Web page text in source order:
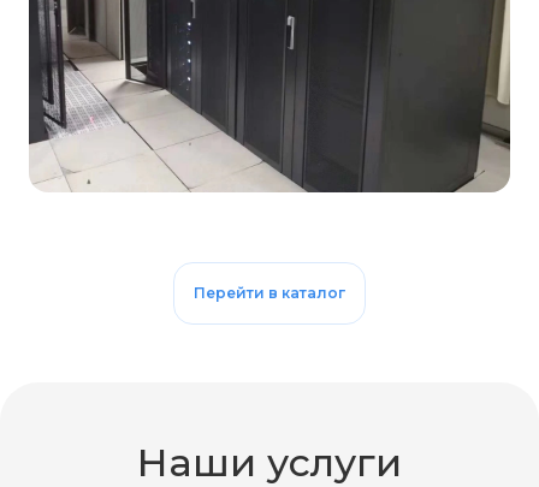
Перейти в каталог
Наши услуги